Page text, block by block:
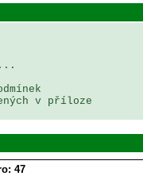
.....
v příloze
47